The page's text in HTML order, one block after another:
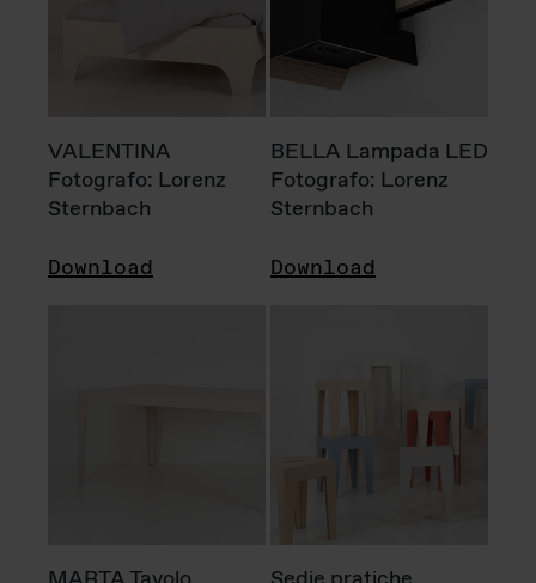
VALENTINA
Fotografo: Lorenz
Sternbach
Download
BELLA Lampada LED
Fotografo: Lorenz
Sternbach
Download